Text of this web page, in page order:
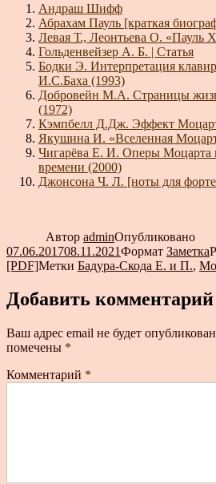
Андраш Шифф
Абрахам Пауль [краткая
Левая Т., Леонтьева О. «Пауль
Гольденвейзер А. Б. | Статья
Бодки Э. Интерпретация
И.С.Баха (1993)
Добровейн М.А. Страницы
(1972)
Кэмпбелл Д.Дж. Эффект
Якушина И. «Вселенная
Чигарёва Е. И. Оперы Моцарта
времени (2000)
Джонсона Ч. Л. [ноты для
Автор adminОпубликовано
07.06.201708.11.2021Формат Заметка
[PDF]Метки Бадура-Скода Е. и П.,
Добавить комментарий
Ваш адрес email не будет
помечены *
Комментарий *